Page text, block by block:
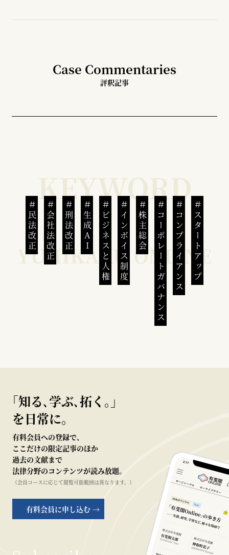
Case Commentaries
評釈記事
民法改正 会社法改正 刑法改正 生成AI ビジネスと人権インボイス制度 株主総会 コーポレートガバナンスコンプライアンススタートアップ
｢知る､学ぶ､拓く｡｣
を日常に。
有料会員への登録で、
ここだけの限定記事のほか
過去の文献まで
法律分野のコンテンツが読み放題。
（会員コースに応じて閲覧可能範囲は異なります。）
有料会員に申し込む →